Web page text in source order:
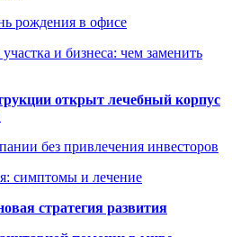
рождения в офисе
и бизнеса: чем заменить
открыт лечебный корпус
без привлечения инвесторов
симптомы и лечение
стратегия развития